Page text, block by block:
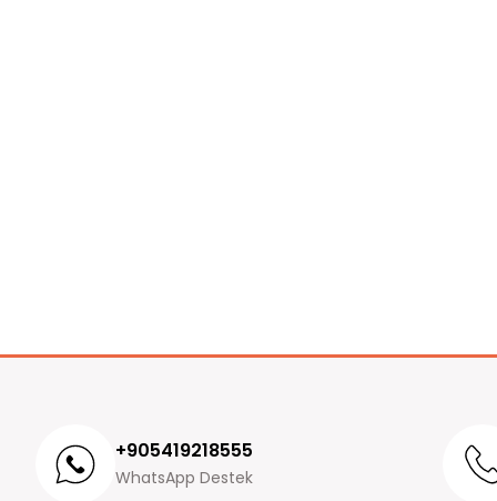
+905419218555
WhatsApp Destek